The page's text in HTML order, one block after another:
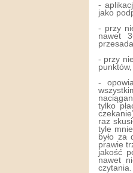
-
jako
- przy
nawet
- przy
-
tylko
raz
tyle
było za
prawie
jakość
nawet
czytania.